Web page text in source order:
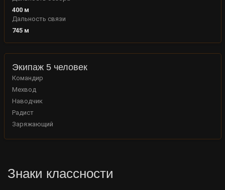
400м
Дальность связи
745м
Экипаж 5 человек
Командир
Мехвод
Наводчик
Радист
Заряжающий
Знаки классности